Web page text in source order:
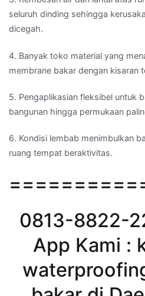
seluruh dinding sehingga
dicegah.
4. Banyak toko material yang
membrane bakar dengan kisaran
5. Pengaplikasian fleksibel untuk
bangunan hingga permukaan
6. Kondisi lembab menimbulkan
ruang tempat beraktivitas.
0813-8822-
App Kami :